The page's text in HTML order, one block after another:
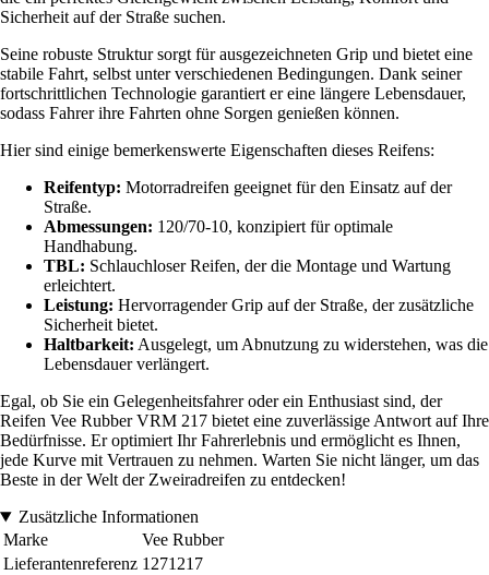
Sicherheit auf der Straße suchen.
Seine robuste Struktur sorgt für ausgezeichneten Grip und bietet eine
stabile Fahrt, selbst unter verschiedenen Bedingungen. Dank seiner
fortschrittlichen Technologie garantiert er eine längere Lebensdauer,
sodass Fahrer ihre Fahrten ohne Sorgen genießen können.
Hier sind einige bemerkenswerte Eigenschaften dieses Reifens:
Reifentyp: Motorradreifen geeignet für den Einsatz auf der
Straße.
Abmessungen: 120/70-10, konzipiert für optimale
Handhabung.
TBL: Schlauchloser Reifen, der die Montage und Wartung
erleichtert.
Leistung: Hervorragender Grip auf der Straße, der zusätzliche
Sicherheit bietet.
Haltbarkeit: Ausgelegt, um Abnutzung zu widerstehen, was die
Lebensdauer verlängert.
Egal, ob Sie ein Gelegenheitsfahrer oder ein Enthusiast sind, der
Reifen Vee Rubber VRM 217 bietet eine zuverlässige Antwort auf Ihre
Bedürfnisse. Er optimiert Ihr Fahrerlebnis und ermöglicht es Ihnen,
jede Kurve mit Vertrauen zu nehmen. Warten Sie nicht länger, um das
Beste in der Welt der Zweiradreifen zu entdecken!
Zusätzliche Informationen
Marke
Vee Rubber
Lieferantenreferenz 1271217